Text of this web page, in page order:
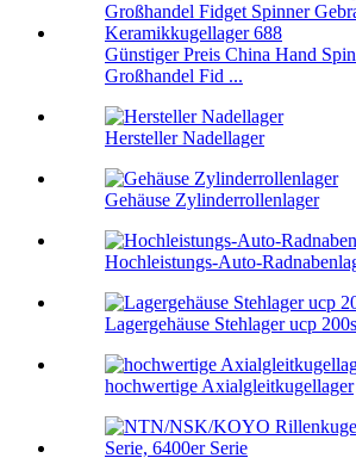
Günstiger Preis China Hand
Großhandel Fid ...
Hersteller Nadellager
Gehäuse Zylinderrollenlager
Hochleistungs-Auto-
Lagergehäuse Stehlager ucp
hochwertige Axialgleitkugellager